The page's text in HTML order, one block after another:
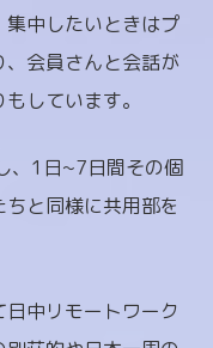
中したいときはプ
会員さんと会話が
しています。
、1日~7日間その個
と同様に共用部を
中リモートワーク